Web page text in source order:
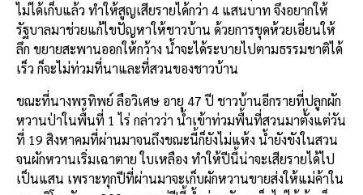
ไม่ได้เก็บแล้ว ทำให้สูญเสียรายได้กว่า 4 แสนบาท จึงอยากให้
รัฐบาลมาช่วยแก้ไขปัญหาให้ชาวบ้าน ด้วยการขุดห้วยเอี่ยนให้
ลึก ขยายสะพานออกให้กว้าง น้ำจะได้ระบายไปตามธรรมชาติได้
เร็ว ก็จะไม่ท่วมที่นาและที่สวนของชาวบ้าน
ขณะที่นางพรทิพย์ ลือวิเศษ อายุ 47 ปี ชาวบ้านอีกรายที่ปลูกผัก
หวานป่าในพื้นที่ 1 ไร่ กล่าวว่า น้ำเข้าท่วมพื้นที่สวนมาตั้งแต่วัน
ที่ 19 สิงหาคมที่ผ่านมาจนถึงขณะนี้ก็ยังไม่แห้ง น้ำยังขังในสวน
จนผักหวานเริ่มเฉาตาย ใบเหลือง ทำให้ปีนี้น่าจะเสียรายได้ไป
เป็นแสน เพราะทุกปีที่ผ่านมาจะเก็บผักหวานขายส่งให้แม่ค้าใน